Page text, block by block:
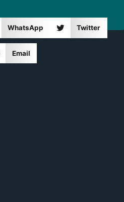
WhatsApp Twitter
Email